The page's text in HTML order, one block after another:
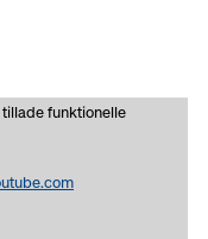
funktionelle